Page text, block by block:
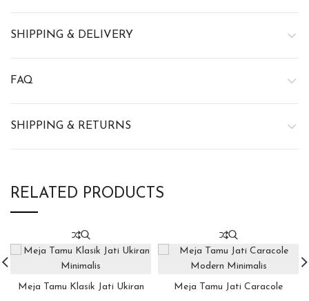
SHIPPING & DELIVERY
FAQ
SHIPPING & RETURNS
RELATED PRODUCTS
Meja Tamu Klasik Jati Ukiran
Meja Tamu Jati Caracole